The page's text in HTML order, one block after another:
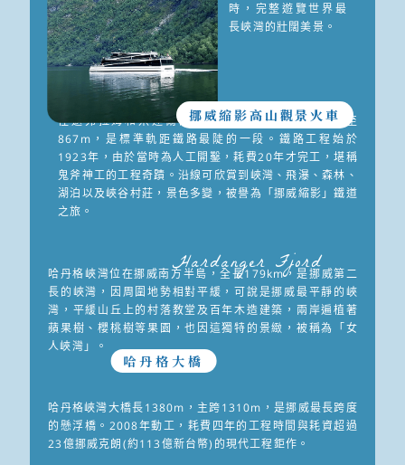
時，完整遊覽世界最
長峽灣的壯闊美景。
挪威縮影高山觀景火車
往返弗拉姆和米達爾的高山火車，由海拔2m爬升至
867m，是標準軌距鐵路最陡的一段。鐵路工程始於
1923年，由於當時為人工開鑿，耗費20年才完工，堪稱
鬼斧神工的工程奇蹟。沿線可欣賞到峽灣、飛瀑、森林、
湖泊以及峽谷村莊，景色多變，被譽為「挪威縮影」鐵道
之旅。
Hardanger Fjord
哈丹格峽灣位在挪威南方半島，全長179km，是挪威第二
長的峽灣，因周圍地勢相對平緩，可說是挪威最平靜的峽
灣，平緩山丘上的村落教堂及百年木造建築，兩岸遍植著
蘋果樹、櫻桃樹等果園，也因這獨特的景緻，被稱為「女
人峽灣」。
哈丹格大橋
哈丹格峽灣大橋長1380m，主跨1310m，是挪威最長跨度
的懸浮橋。2008年動工，耗費四年的工程時間與耗資超過
23億挪威克朗(約113億新台幣)的現代工程鉅作。